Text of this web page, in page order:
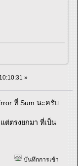
»
ที่ Sum นะครับ
ต่ตรงยกมา ที่เป็น
บันทึกการเข้า